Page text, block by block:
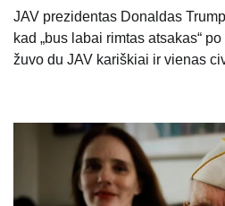
JAV prezidentas Donaldas
kad „bus labai rimtas atsakas“
žuvo du JAV kariškiai ir vienas